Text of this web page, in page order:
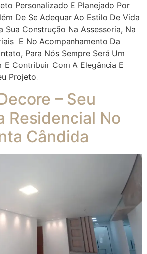
Personalizado E Planejado Por
De Se Adequar Ao Estilo De Vida
Sua Construção Na Assessoria, Na
E No Acompanhamento Da
Para Nós Sempre Será Um
E Contribuir Com A Elegância E
Projeto.
– Seu
Residencial No
Cândida